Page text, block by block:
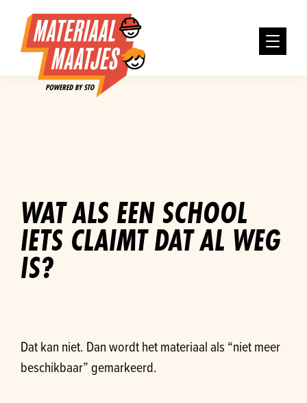
WAT ALS EEN SCHOOL
IETS CLAIMT DAT AL WEG
IS?
Dat kan niet. Dan wordt het materiaal als “niet meer
beschikbaar” gemarkeerd.